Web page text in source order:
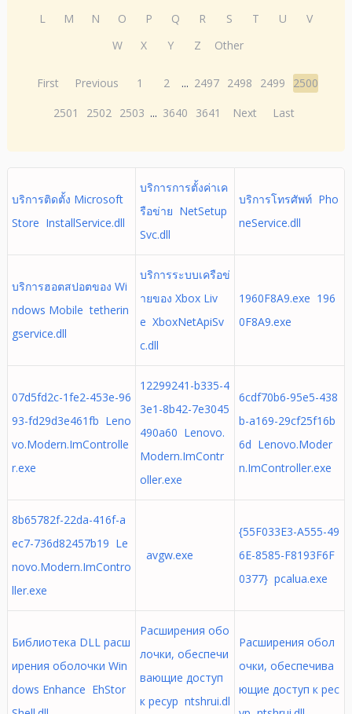
L
M N O P Q R S T U
V
W
X Y Z Other
First Previous 1 2 ... 2497 2498 2499
2500
2501
2502 2503 ... 3640 3641 Next Last
บริการติดตั้ง Microsoft
Store InstallService.dll
บริการการตั้งค่าเค
รือข่าย NetSetup
Svc.dll
บริการโทรศัพท์ Pho
neService.dll
บริการฮอตสปอตของ Wi
ndows Mobile tetherin
gservice.dll
บริการระบบเครือข่
ายของ Xbox Liv
e XboxNetApiSv
c.dll
1960F8A9.exe 196
0F8A9.exe
07d5fd2c-1fe2-453e-96
93-fd29d3e461fb Leno
vo.Modern.ImControlle
r.exe
12299241-b335-4
3e1-8b42-7e3045
490a60 Lenovo.
Modern.ImContr
oller.exe
6cdf70b6-95e5-438
b-a169-29cf25f16b
6d Lenovo.Moder
n.ImController.exe
8b65782f-22da-416f-a
ec7-736d82457b19 Le
novo.Modern.ImContro
ller.exe
avgw.exe
{55F033E3-A555-49
6E-8585-F8193F6F
0377} pcalua.exe
Библиотека DLL расш
ирения оболочки Win
dows Enhance EhStor
Расширения обо
лочки, обеспечи
вающие доступ
к ресур ntshrui.dl
Расширения обол
очки, обеспечива
ющие доступ к рес